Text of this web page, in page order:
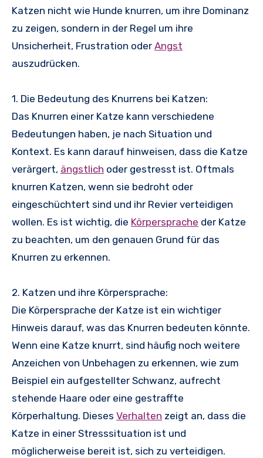
Katzen nicht wie Hunde knurren, um ihre Dominanz
zu zeigen, sondern in der Regel um ihre
Unsicherheit, Frustration oder Angst
auszudrücken.
1. Die Bedeutung des Knurrens bei Katzen:
Das Knurren einer Katze kann verschiedene
Bedeutungen haben, je nach Situation und
Kontext. Es kann darauf hinweisen, dass die Katze
verärgert, ängstlich oder gestresst ist. Oftmals
knurren Katzen, wenn sie bedroht oder
eingeschüchtert sind und ihr Revier verteidigen
wollen. Es ist wichtig, die Körpersprache der Katze
zu beachten, um den genauen Grund für das
Knurren zu erkennen.
2. Katzen und ihre Körpersprache:
Die Körpersprache der Katze ist ein wichtiger
Hinweis darauf, was das Knurren bedeuten könnte.
Wenn eine Katze knurrt, sind häufig noch weitere
Anzeichen von Unbehagen zu erkennen, wie zum
Beispiel ein aufgestellter Schwanz, aufrecht
stehende Haare oder eine gestraffte
Körperhaltung. Dieses Verhalten zeigt an, dass die
Katze in einer Stresssituation ist und
möglicherweise bereit ist, sich zu verteidigen.